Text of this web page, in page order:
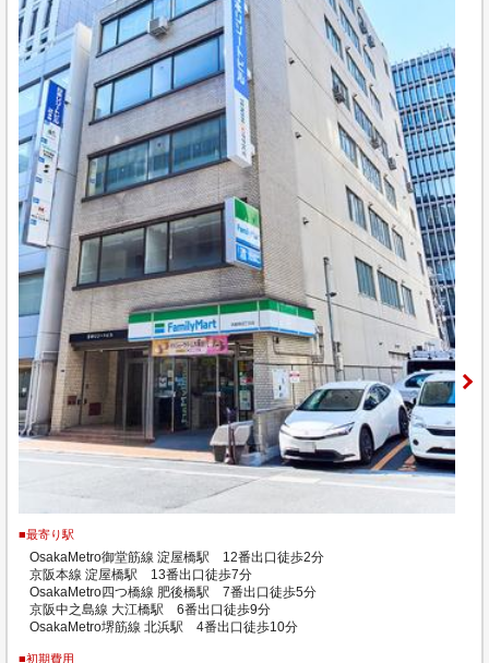
■最寄り駅
OsakaMetro御堂筋線 淀屋橋駅 12番出口徒歩2分
京阪本線 淀屋橋駅 13番出口徒歩7分
OsakaMetro四つ橋線 肥後橋駅 7番出口徒歩5分
京阪中之島線 大江橋駅 6番出口徒歩9分
OsakaMetro堺筋線 北浜駅 4番出口徒歩10分
■初期費用